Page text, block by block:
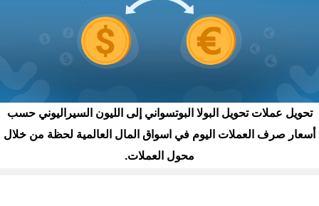
تحويل عملات تحويل البولا البوتسواني إلى الليون السيراليوني حسب
أسعار صرف العملات اليوم في اسواق المال العالمية لحظة من خلال
محول العملات.